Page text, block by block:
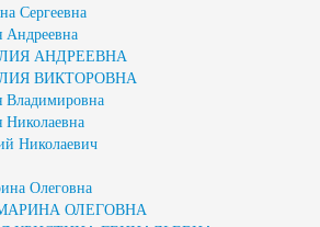
Сергеевна
АНДРЕЕВНА
ВИКТОРОВНА
Николаевич
Олеговна
ОЛЕГОВНА